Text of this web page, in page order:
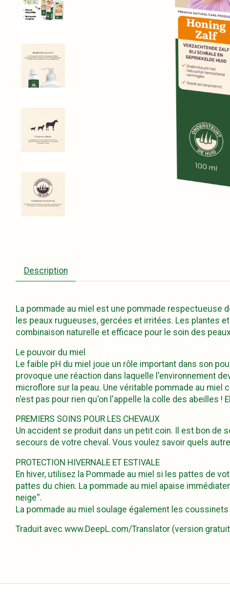
Description
La pommade au miel est une pommade respectueuse
les peaux rugueuses, gercées et irritées. Les plantes
combinaison naturelle et efficace pour le soin des
Le pouvoir du miel
Le faible pH du miel joue un rôle important dans son
provoque une réaction dans laquelle l'environnement
microflore sur la peau. Une véritable pommade au
n'est pas pour rien qu'on l'appelle la colle des abeilles
PREMIERS SOINS POUR LES CHEVAUX
Un accident se produit dans un petit coin. Il est bon de
secours de votre cheval. Vous voulez savoir quels
PROTECTION HIVERNALE ET ESTIVALE
En hiver, utilisez la Pommade au miel si les pattes de
pattes du chien. La pommade au miel apaise
neige''.
La pommade au miel soulage également les
Traduit avec www.DeepL.com/Translator (version